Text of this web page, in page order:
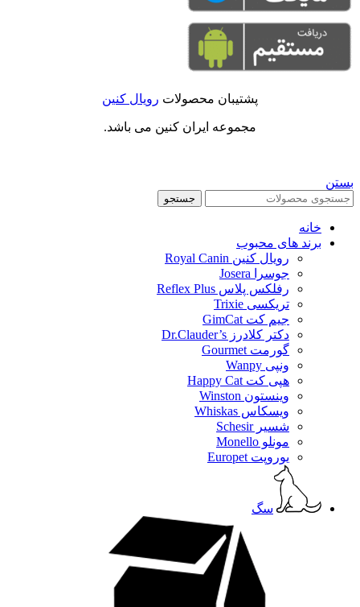
پشتیبان محصولات رویال کنین
مجموعه ایران کنین می باشد.
بستن
جستجو
خانه
برند های محبوب
رویال کنین Royal Canin
جوسرا Josera
رفلکس پلاس Reflex Plus
تریکسی Trixie
جیم کت GimCat
دکتر کلادرز Dr.Clauder’s
گورمت Gourmet
ونپی Wanpy
هپی کت Happy Cat
وینستون Winston
ویسکاس Whiskas
شسیر Schesir
مونلو Monello
یوروپت Europet
سگ